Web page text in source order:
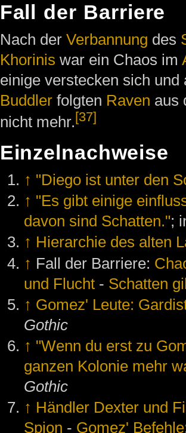
Fall der Barriere
Nach der Verbannung des
Khorinis war ein Chaos im
einige verstecken sich
Buddlerfolgten Raven aus
nicht mehr.[37]
Einzelnachweise
↑ "Diego ist unter den
↑ "Es gibt einige
davon sind Schatten.";
↑ Hierarchie des alten
↑ Fall der Barriere:
und Flucht - Schatten
↑ Gomez' Leute:
Gothic
↑ "Wenn du erst zu
ganzen Kolonie mehr
Gothic
↑ Händler Dexter und
Spion - Gomez' Befehle